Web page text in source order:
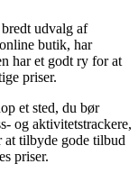
udvalg af
butik, har
har et godt ry for at
priser.
et sted, du bør
og aktivitetstrackere,
at tilbyde gode tilbud
priser.